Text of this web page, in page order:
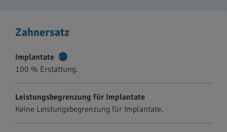
Zahnersatz
Implantate
Informationen
100 % Erstattung.
Leistungsbegrenzung für Implantate
Keine Leistungsbegrenzung für Implantate.